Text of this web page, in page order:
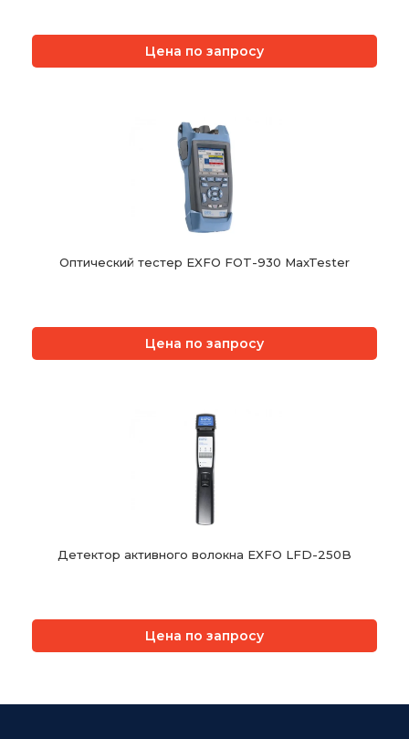
Цена по запросу
Оптический тестер EXFO FOT-930 MaxTester
Цена по запросу
Детектор активного волокна EXFO LFD-250B
Цена по запросу